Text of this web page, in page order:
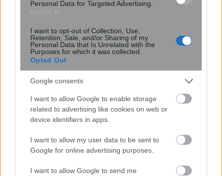
Personal Data for Targeted Advertising.
I want to opt-out of Collection, Use,
Retention, Sale, and/or Sharing of my
Personal Data that Is Unrelated with the
Purposes for which it was collected.
Opted Out
Google consents
I want to allow Google to enable storage
related to advertising like cookies on web or
device identifiers in apps.
I want to allow my user data to be sent to
Google for online advertising purposes.
I want to allow Google to send me
, 6 Φεβρουαρίου 2022 || My money